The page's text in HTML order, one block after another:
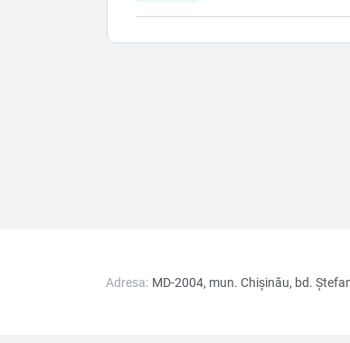
Adresa: MD-2004, mun. Chișinău, bd.